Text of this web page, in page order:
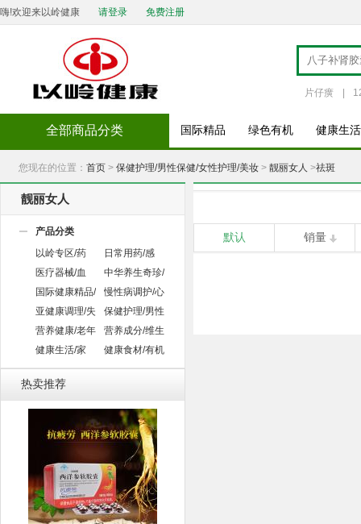
嗨!欢迎来以岭健康 请登录 免费注册
片仔癀
全部商品分类 国际精品 绿色有机 健康生活
您现在的位置： 首页 > 保健护理/男性保健/女性护理/美妆 > 靓丽女人 >祛斑
靓丽女人
产品分类
以岭专区/药
日常用药/感
医疗器械/血
中华养生奇珍/
片
国际健康精品/
慢性病调护/心
亚健康调理/失
保健护理/男性
理/美妆
营养健康/老年
长/母婴
营养成分/维生
健康生活/家
健康食材/有机
热卖推荐
默认 销量